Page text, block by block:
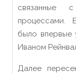
связанные
процессами.
было впервые
Иваном
Далее